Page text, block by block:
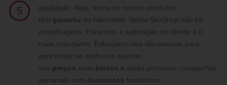
5
qualidade. Aliás, todos os nossos produtos
têm garantia do fabricante. Nesta SexShop não há
complicações. Para nós, a satisfação do cliente é o
mais importante. Esforçamo-nos diariamente para
apresentar as melhores marcas
aos preços mais baixos e ainda promover campanhas
semanais com descontos fantásticos.